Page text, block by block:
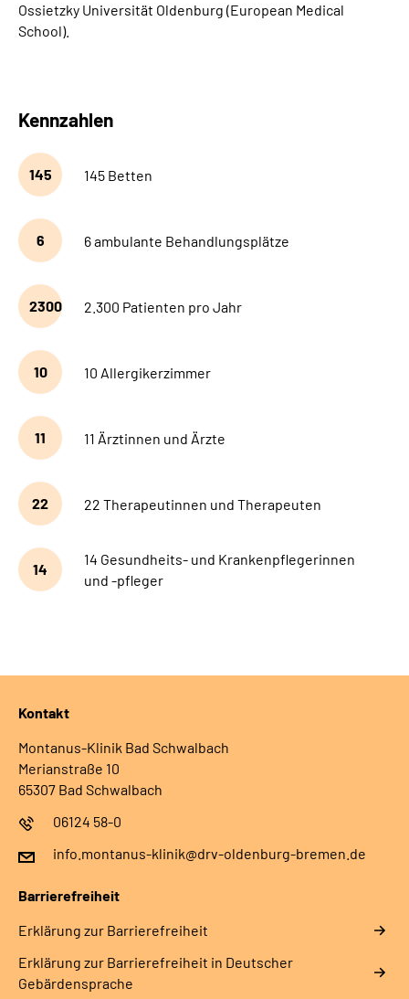
Ossietzky Universität Oldenburg (European Medical
School).
Kennzahlen
145 145 Betten
6 6 ambulante Behandlungsplätze
2300 2.300 Patienten pro Jahr
10 10 Allergikerzimmer
11 11 Ärztinnen und Ärzte
22 22 Therapeutinnen und Therapeuten
14
14 Gesundheits- und Krankenpflegerinnen
und -pfleger
Kontakt
Montanus-Klinik Bad Schwalbach
Merianstraße 10
65307 Bad Schwalbach
06124 58-0
info.montanus-klinik@drv-oldenburg-bremen.de
Barrierefreiheit
Erklärung zur Barrierefreiheit
Erklärung zur Barrierefreiheit in Deutscher
Gebärdensprache